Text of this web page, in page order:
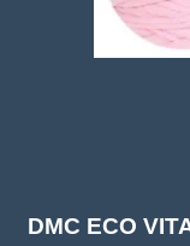
DMC ECO